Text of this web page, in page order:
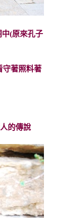
(原來孔子
守著照料著
的傳說